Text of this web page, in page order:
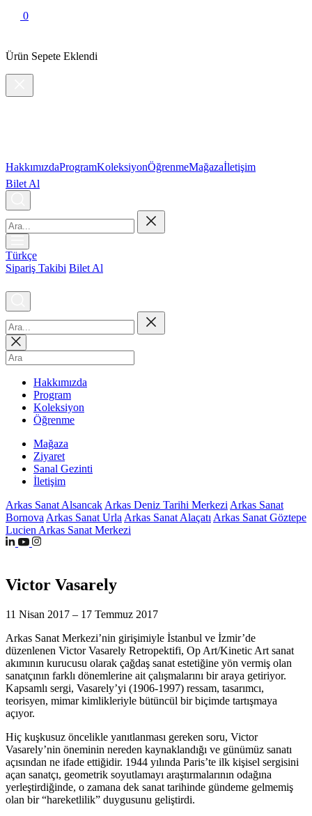
0
Ürün Sepete Eklendi
HakkımızdaProgramKoleksiyonÖğrenmeMağazaİletişim
Bilet Al
Türkçe
Sipariş Takibi Bilet Al
Hakkımızda
Program
Koleksiyon
Öğrenme
Mağaza
Ziyaret
Sanal Gezinti
İletişim
Arkas Sanat Alsancak Arkas Deniz Tarihi Merkezi Arkas Sanat
Bornova Arkas Sanat Urla Arkas Sanat Alaçatı Arkas Sanat Göztepe
Lucien Arkas Sanat Merkezi
Victor Vasarely
11 Nisan 2017 – 17 Temmuz 2017
Arkas Sanat Merkezi’nin girişimiyle İstanbul ve İzmir’de
düzenlenen Victor Vasarely Retropektifi, Op Art/Kinetic Art sanat
akımının kurucusu olarak çağdaş sanat estetiğine yön vermiş olan
sanatçının farklı dönemlerine ait çalışmalarını bir araya getiriyor.
Kapsamlı sergi, Vasarely’yi (1906-1997) ressam, tasarımcı,
teorisyen, mimar kimlikleriyle bütüncül bir biçimde tartışmaya
açıyor.
Hiç kuşkusuz öncelikle yanıtlanması gereken soru, Victor
Vasarely’nin öneminin nereden kaynaklandığı ve günümüz sanatı
açısından ne ifade ettiğidir. 1944 yılında Paris’te ilk kişisel sergisini
açan sanatçı, geometrik soyutlamayı araştırmalarının odağına
yerleştirdiğinde, o zamana dek sanat tarihinde gündeme gelmemiş
olan bir “hareketlilik” duygusunu geliştirdi.